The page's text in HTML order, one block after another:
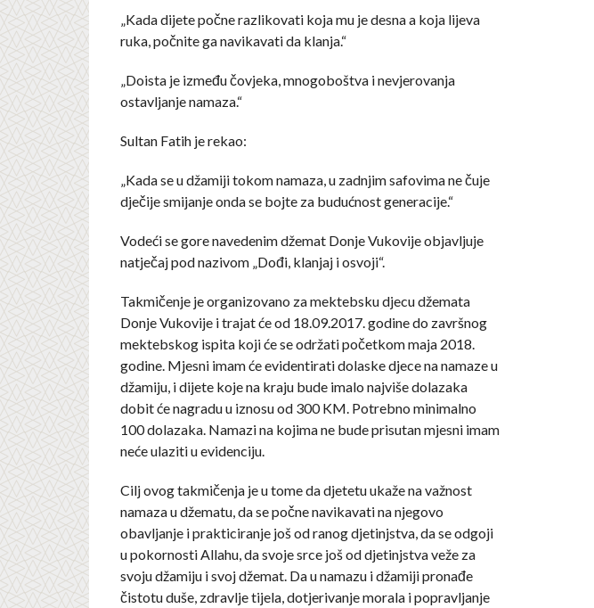
„Kada dijete počne razlikovati koja mu je desna a koja lijeva
ruka, poč­nite ga navikavati da klanja.“
„Doista je između čovjeka, mno­goboštva i nevjerovanja
ostavljanje na­maza.“
Sultan Fatih je rekao:
„Kada se u džamiji tokom namaza, u zadnjim safovima ne čuje
dječije smijanje onda se bojte za budućnost generacije.“
Vodeći se gore navedenim džemat Donje Vukovije objavljuje
natječaj pod nazivom „Dođi, klanjaj i osvoji“.
Takmičenje je organizovano za mektebsku djecu džemata
Donje Vukovije i trajat će od 18.09.2017. godine do završnog
mektebskog ispita koji će se održati početkom maja 2018.
godine. Mjesni imam će evidentirati dolaske djece na namaze u
džamiju, i dijete koje na kraju bude imalo najviše dolazaka
dobit će nagradu u iznosu od 300 KM. Potrebno minimalno
100 dolazaka. Namazi na kojima ne bude prisutan mjesni imam
neće ulaziti u evidenciju.
Cilj ovog takmičenja je u tome da djetetu ukaže na važnost
namaza u džematu, da se počne navikavati na njegovo
obavljanje i prakticiranje još od ranog djetinjstva, da se odgoji
u pokornosti Allahu, da svoje srce još od djetinjstva veže za
svoju džamiju i svoj džemat. Da u namazu i džamiji pronađe
čistotu duše, zdravlje tijela, dotjerivanje morala i popravljanje